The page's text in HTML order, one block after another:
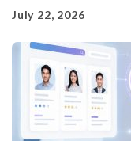
July 22, 2026